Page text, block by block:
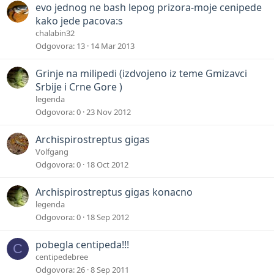
evo jednog ne bash lepog prizora-moje cenipede
kako jede pacova:s
chalabin32
Odgovora 13 14 Mar 2013
Grinje na milipedi (izdvojeno iz teme Gmizavci
Srbije i Crne Gore )
legenda
Odgovora 0 23 Nov 2012
Archispirostreptus gigas
Volfgang
Odgovora 0 18 Oct 2012
Archispirostreptus gigas konacno
legenda
Odgovora 0 18 Sep 2012
C pobegla centipeda!!!
centipedebree
Odgovora 26 8 Sep 2011